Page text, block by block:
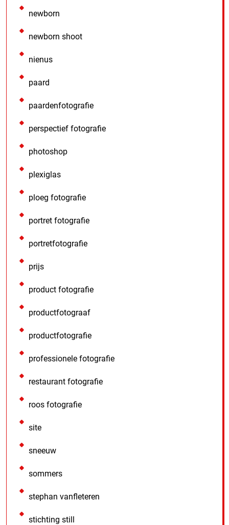
newborn
newborn shoot
nienus
paard
paardenfotografie
perspectief fotografie
photoshop
plexiglas
ploeg fotografie
portret fotografie
portretfotografie
prijs
product fotografie
productfotograaf
productfotografie
professionele fotografie
restaurant fotografie
roos fotografie
site
sneeuw
sommers
stephan vanfleteren
stichting still